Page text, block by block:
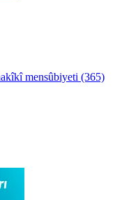
mensûbiyeti (365)